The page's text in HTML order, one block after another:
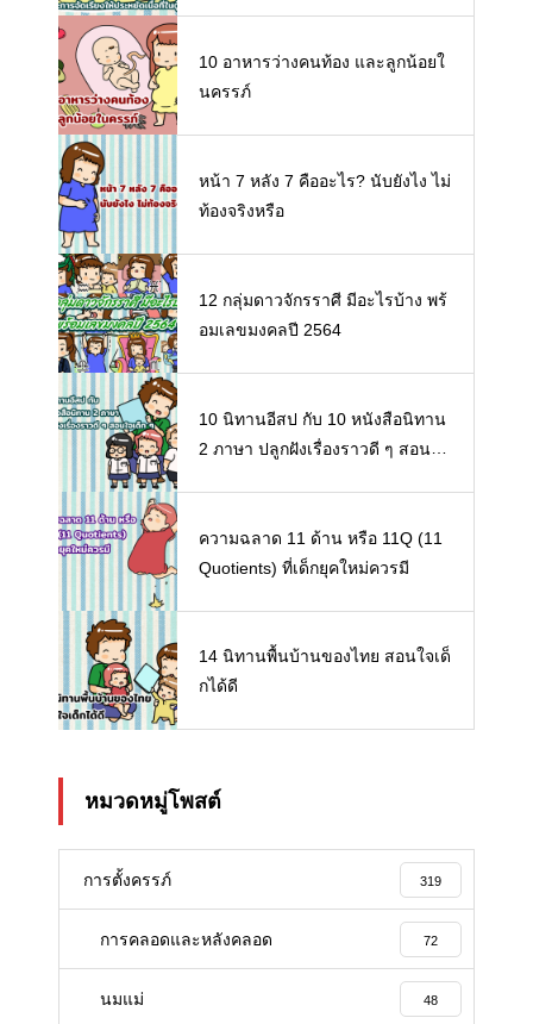
10 อาหารว่างคนท้อง และลูกน้อยใ
นครรภ์
หน้า 7 หลัง 7 คืออะไร? นับยังไง ไม่
ท้องจริงหรือ
12 กลุ่มดาวจักรราศี มีอะไรบ้าง พร้
อมเลขมงคลปี 2564
10 นิทานอีสป กับ 10 หนังสือนิทาน
2 ภาษา ปลูกฝังเรื่องราวดี ๆ สอนใจ
ความฉลาด 11 ด้าน หรือ 11Q (11
Quotients) ที่เด็กยุคใหม่ควรมี
14 นิทานพื้นบ้านของไทย สอนใจเด็
กได้ดี
หมวดหมู่โพสต์
การตั้งครรภ์ 319
การคลอดและหลังคลอด 72
นมแม่ 48